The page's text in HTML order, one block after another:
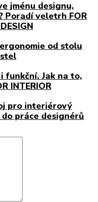
jménu designu,
Poradí veletrh FOR
od stolu
funkční. Jak na to,
INTERIOR
pro interiérový
práce designérů